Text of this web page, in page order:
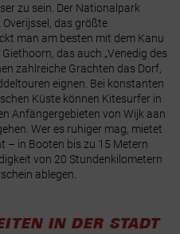
zu sein. Der Nationalpark
das größte
man am besten mit dem Kanu
Giethoorn, das auch „Venedig des
zahlreiche Grachten das Dorf,
eignen . Bei konstanten
Küste können Kitesurfer in
Anfängergebieten von Wijk aan
. Wer es ruhiger mag, mietet
– in Booten bis zu 15 Metern
von 20 Stundenkilometern
ablegen
IN DER STADT